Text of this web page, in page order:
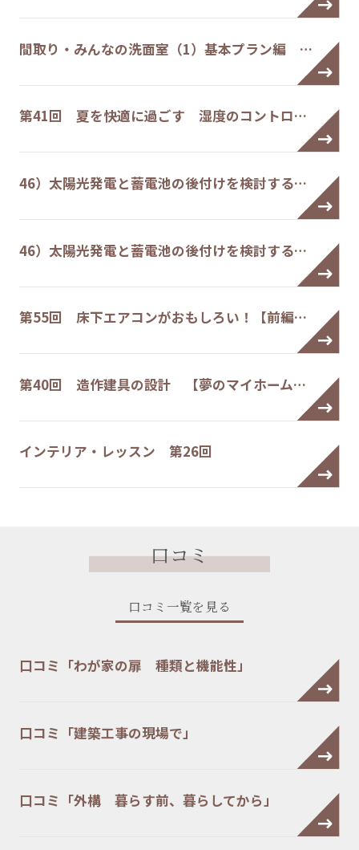
間取り・みんなの洗面室（1）基本プラン編 …
第41回 夏を快適に過ごす 湿度のコントロ…
46）太陽光発電と蓄電池の後付けを検討する…
46）太陽光発電と蓄電池の後付けを検討する…
第55回 床下エアコンがおもしろい！【前編…
第40回 造作建具の設計 【夢のマイホーム…
インテリア・レッスン 第26回
口コミ
口コミ一覧を見る
口コミ「わが家の扉 種類と機能性」
口コミ「建築工事の現場で」
口コミ「外構 暮らす前、暮らしてから」